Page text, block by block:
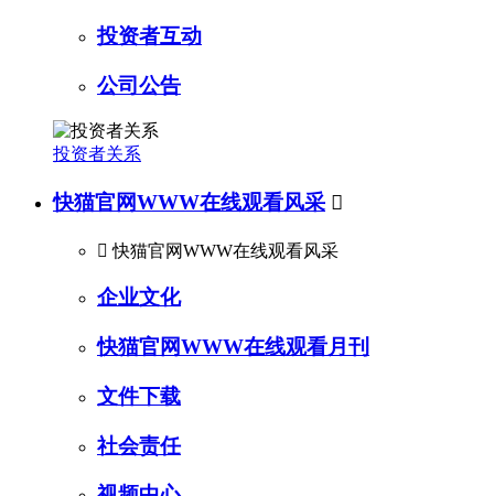
投资者互动
公司公告
投资者关系
快猫官网WWW在线观看风采 
 快猫官网WWW在线观看风采
企业文化
快猫官网WWW在线观看月刊
文件下载
社会责任